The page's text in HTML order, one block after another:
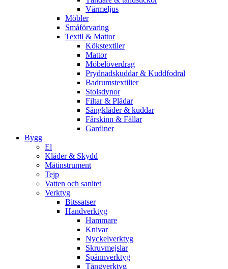
Värmeljus
Möbler
Småförvaring
Textil & Mattor
Kökstextiler
Mattor
Möbelöverdrag
Prydnadskuddar & Kuddfodral
Badrumstextilier
Stolsdynor
Filtar & Plädar
Sängkläder & kuddar
Fårskinn & Fällar
Gardiner
Bygg
El
Kläder & Skydd
Mätinstrument
Tejp
Vatten och sanitet
Verktyg
Bitssatser
Handverktyg
Hammare
Knivar
Nyckelverktyg
Skruvmejslar
Spännverktyg
Tångverktyg